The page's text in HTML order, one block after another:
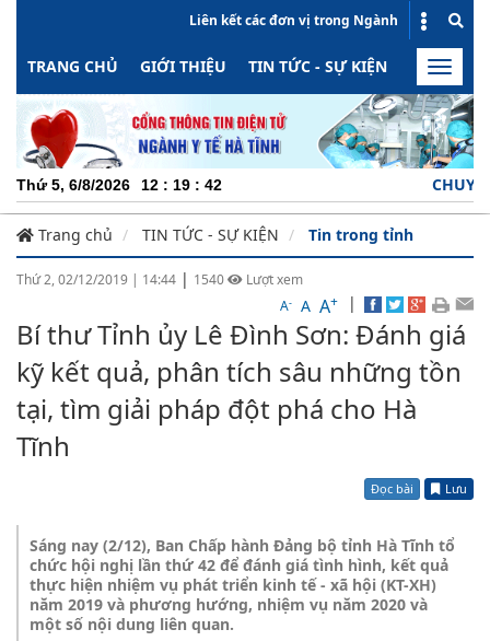
Liên kết các đơn vị trong Ngành
TRANG CHỦ GIỚI THIỆU TIN TỨC - SỰ KIỆN HOẠT
Toggle
Thứ 5, 6/8/2026 12 : 19 : 43 CHUYÊN
Trang chủ TIN TỨC - SỰ KIỆN Tin trong tỉnh
Thứ 2, 02/12/2019 | 14:44 | 1540
Lượt xem
A- A A+ |
Bí thư Tỉnh ủy Lê Đình Sơn: Đánh giá
kỹ kết quả, phân tích sâu những tồn
tại, tìm giải pháp đột phá cho Hà
Tĩnh
Đọc bài Lưu
Sáng nay (2/12), Ban Chấp hành Đảng bộ tỉnh Hà Tĩnh tổ
chức hội nghị lần thứ 42 để đánh giá tình hình, kết quả
thực hiện nhiệm vụ phát triển kinh tế - xã hội (KT-XH)
năm 2019 và phương hướng, nhiệm vụ năm 2020 và
một số nội dung liên quan.